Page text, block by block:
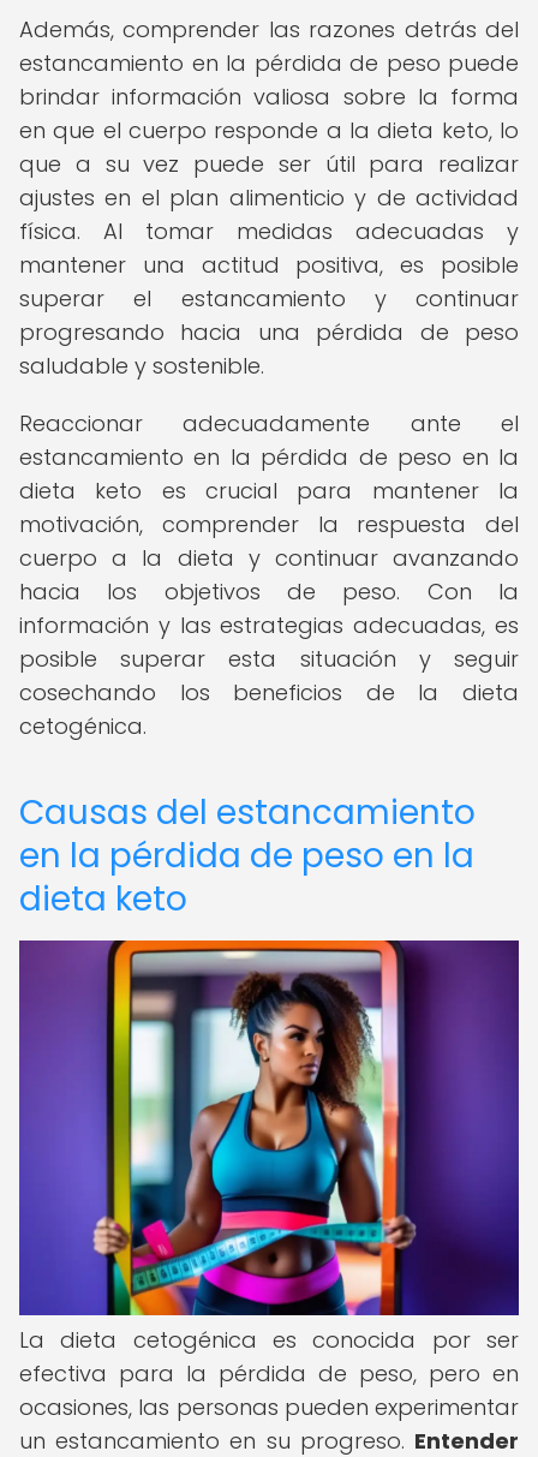
Además, comprender las razones detrás del
estancamiento en la pérdida de peso puede
brindar información valiosa sobre la forma
en que el cuerpo responde a la dieta keto, lo
que a su vez puede ser útil para realizar
ajustes en el plan alimenticio y de actividad
física. Al tomar medidas adecuadas y
mantener una actitud positiva, es posible
superar el estancamiento y continuar
progresando hacia una pérdida de peso
saludable y sostenible.
Reaccionar adecuadamente ante el
estancamiento en la pérdida de peso en la
dieta keto es crucial para mantener la
motivación, comprender la respuesta del
cuerpo a la dieta y continuar avanzando
hacia los objetivos de peso. Con la
información y las estrategias adecuadas, es
posible superar esta situación y seguir
cosechando los beneficios de la dieta
cetogénica.
Causas del estancamiento
en la pérdida de peso en la
dieta keto
La dieta cetogénica es conocida por ser
efectiva para la pérdida de peso, pero en
ocasiones, las personas pueden experimentar
un estancamiento en su progreso. Entender